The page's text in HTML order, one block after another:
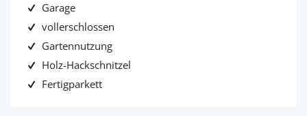
Garage
vollerschlossen
Gartennutzung
Holz-Hackschnitzel
Fertigparkett